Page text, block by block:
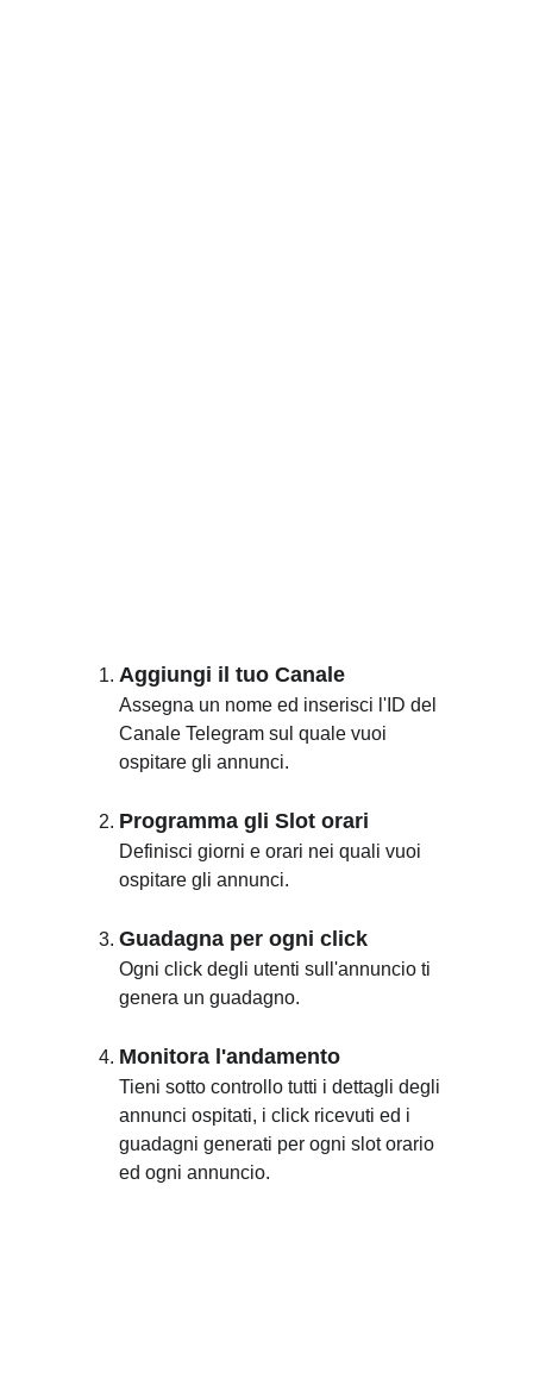
Aggiungi il tuo Canale
Assegna un nome ed inserisci l'ID del
Canale Telegram sul quale vuoi
ospitare gli annunci.
Programma gli Slot orari
Definisci giorni e orari nei quali vuoi
ospitare gli annunci.
Guadagna per ogni click
Ogni click degli utenti sull'annuncio ti
genera un guadagno.
Monitora l'andamento
Tieni sotto controllo tutti i dettagli degli
annunci ospitati, i click ricevuti ed i
guadagni generati per ogni slot orario
ed ogni annuncio.